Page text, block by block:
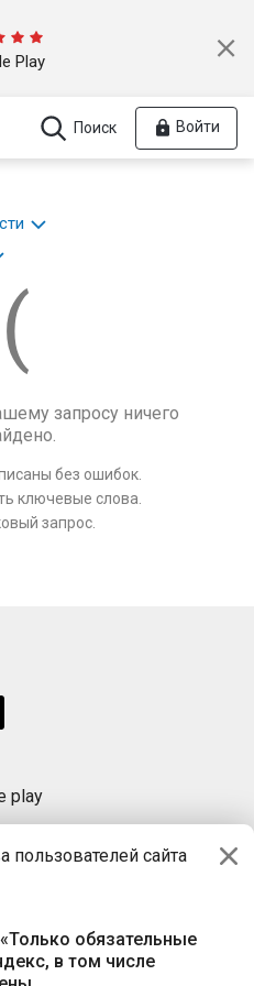
пользователей сайта
обязательные
в том числе
Play
Поиск Войти
запросу ничего
без ошибок.
ключевые слова.
запрос.
play
БАЙ»
Минск, пр-т Независимости